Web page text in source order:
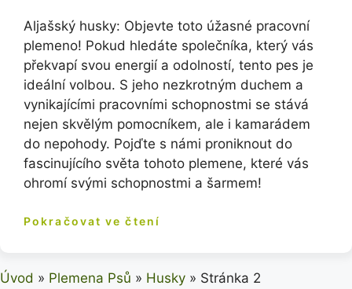
Aljašský husky: Objevte toto úžasné pracovní
plemeno! Pokud hledáte společníka, který vás
překvapí svou energií a odolností, tento pes je
ideální volbou. S jeho nezkrotným duchem a
vynikajícími pracovními schopnostmi se stává
nejen skvělým pomocníkem, ale i kamarádem
do nepohody. Pojďte s námi proniknout do
fascinujícího světa tohoto plemene, které vás
ohromí svými schopnostmi a šarmem!
Pokračovat ve čtení
Úvod » Plemena Psů » Husky » Stránka 2